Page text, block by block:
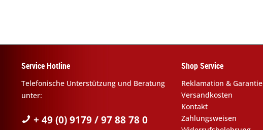
Service Hotline
Telefonische Unterstützung und Beratung
unter:
+ 49 (0) 9179 / 97 88 78 0
Shop Service
Reklamation & Garantie
Versandkosten
Kontakt
Zahlungsweisen